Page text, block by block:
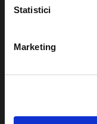
Statistici
Marketing
Concerte si